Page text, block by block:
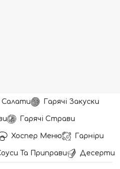
Салати Гарячі Закуски
Гарячі Страви
Хоспер Меню Гарніри
Та Приправи Десерти